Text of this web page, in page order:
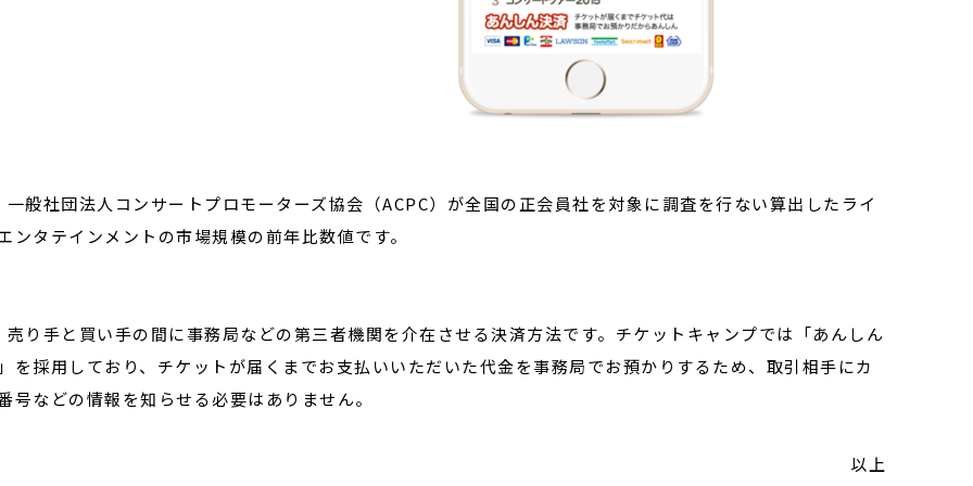
一般社団法人コンサートプロモーターズ協会（ACPC）が全国の正会員社を対象に調査を行ない算出したライ
ンタテインメントの市場規模の前年比数値です。
り手と買い手の間に事務局などの第三者機関を介在させる決済方法です。チケットキャンプでは「あんしん
を採用しており、チケットが届くまでお支払いいただいた代金を事務局でお預かりするため、取引相手にカ
号などの情報を知らせる必要はありません。
以上